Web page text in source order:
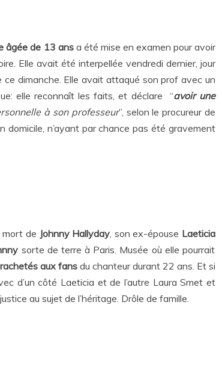
âgée de 13 ansa été mise en examen pour avoir
Elle avait été interpellée vendredi dernier, jour
ce dimanche. Elle avait attaqué son prof avec un
elle reconnaît les faits, et déclare “avoir une
à son professeur”, selon le procureur de
domicile, n’ayant par chance pas été gravement
mort de Johnny Hallyday, son ex-épouse Laeticia
sorte de terre à Paris. Musée où elle pourrait
aux fansdu chanteur durant 22 ans. Et si
d’un côté Laeticia et de l’autre Laura Smet et
au sujet de l’héritage. Drôle de famille.